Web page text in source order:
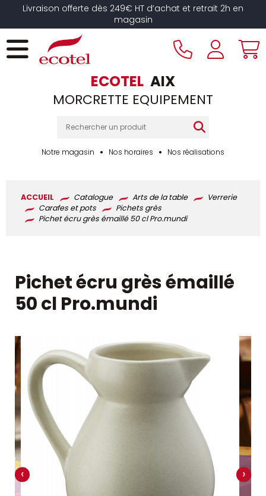
Livraison offerte dès 249€ HT d’achat et retrait 2h en
magasin
ECOTEL AIX
MORCRETTE EQUIPEMENT
Notre magasin Nos horaires Nos réalisations
ACCUEIL Catalogue Arts de la table
Verrerie
Carafes et pots
Pichets grès
Pichet écru grès émaillé 50 cl Pro.mundi
Pichet écru grès émaillé
50 cl Pro.mundi
‹ ›
Panneau de gestion des cookies